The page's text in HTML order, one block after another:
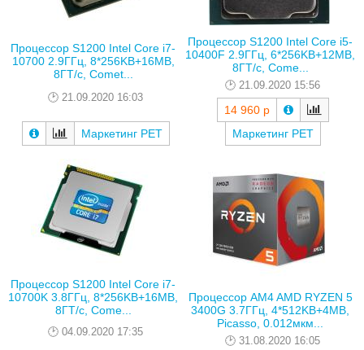
Процессор S1200 Intel Core i7-
10700 2.9ГГц, 8*256KB+16MB,
8ГТ/с, Comet...
21.09.2020 16:03
Маркетинг РЕТ
Процессор S1200 Intel Core i5-
10400F 2.9ГГц, 6*256KB+12MB,
8ГТ/с, Come...
21.09.2020 15:56
14 960 р
Маркетинг РЕТ
Процессор S1200 Intel Core i7-
10700K 3.8ГГц, 8*256KB+16MB,
8ГТ/с, Come...
04.09.2020 17:35
Процессор AM4 AMD RYZEN 5
3400G 3.7ГГц, 4*512KB+4MB,
Picasso, 0.012мкм...
31.08.2020 16:05